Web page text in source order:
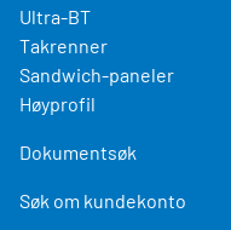
Ultra-BT
Takrenner
Sandwich-paneler
Høyprofil
Dokumentsøk
Søk om kundekonto